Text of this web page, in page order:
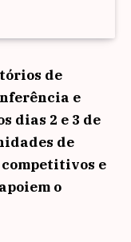
de
e
dias 2 e 3 de
de
e
o